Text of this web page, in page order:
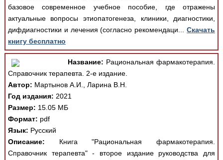
базовое современное учебное пособие, где отражены
актуальные вопросы этиопатогенеза, клиники, диагностики,
дифдиагностики и лечения (согласно рекомендаци...Скачать
книгу бесплатно
Название: Рациональная фармакотерапия.
Справочник терапевта. 2-е издание.
Автор: Мартынов А.И., Ларина В.Н.
Год издания: 2021
Размер: 15.05 МБ
Формат: pdf
Язык: Русский
Описание: Книга "Рациональная фармакотерапия.
Справочник терапевта" - второе издание руководства для